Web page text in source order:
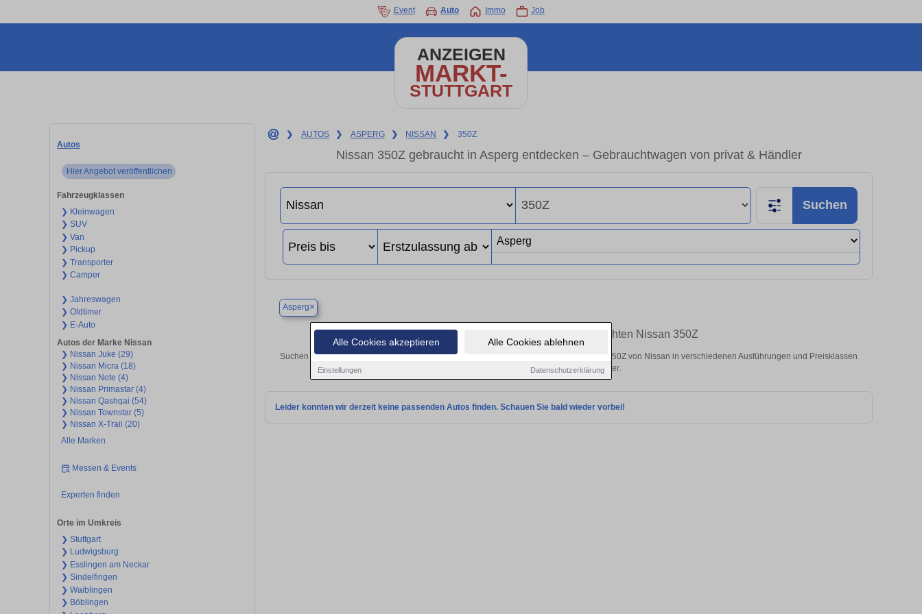
Alle Cookies akzeptieren Alle Cookies ablehnen
Einstellungen Datenschutzerklärung
Event Auto Immo Job
ANZEIGEN
MARKT-
STUTTGART
Autos
Hier Angebot veröffentlichen
Fahrzeugklassen
❯ Kleinwagen
❯ SUV
❯ Van
❯ Pickup
❯ Transporter
❯ Camper
❯ Jahreswagen
❯ Oldtimer
❯ E-Auto
Autos der Marke Nissan
❯ Nissan Juke (29)
❯ Nissan Micra (18)
❯ Nissan Note (4)
❯ Nissan Primastar (4)
❯ Nissan Qashqai (54)
❯ Nissan Townstar (5)
❯ Nissan X-Trail (20)
Alle Marken
Messen & Events
Experten finden
Orte im Umkreis
❯ Stuttgart
❯ Ludwigsburg
❯ Esslingen am Neckar
❯ Sindelfingen
❯ Waiblingen
❯ Böblingen
❯ AUTOS ❯ ASPERG ❯ NISSAN ❯ 350Z
Nissan 350Z gebraucht in Asperg entdecken – Gebrauchtwagen von privat & Händler
Suchen
Asperg×
Finden Sie in Asperg Ihren gebrauchten Nissan 350Z
Suchen Sie in Asperg einen Nissan 350Z Gebrauchtwagen? Entdecken Sie gebrauchte 350Z von Nissan in verschiedenen Ausführungen und Preisklassen
von privat und vom Händler.
Leider konnten wir derzeit keine passenden Autos finden. Schauen Sie bald wieder vorbei!